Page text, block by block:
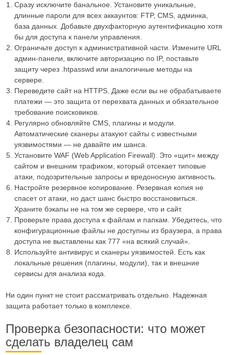
Сразу исключите банальное. Установите уникальные,
длинные пароли для всех аккаунтов: FTP, CMS, админка,
база данных. Добавьте двухфакторную аутентификацию хотя
бы для доступа к панели управления.
Ограничьте доступ к административной части. Измените URL
админ-панели, включите авторизацию по IP, поставьте
защиту через .htpasswd или аналогичные методы на
сервере.
Переведите сайт на HTTPS. Даже если вы не обрабатываете
платежи — это защита от перехвата данных и обязательное
требование поисковиков.
Регулярно обновляйте CMS, плагины и модули.
Автоматические сканеры атакуют сайты с известными
уязвимостями — не давайте им шанса.
Установите WAF (Web Application Firewall). Это «щит» между
сайтом и внешним трафиком, который отсекает типовые
атаки, подозрительные запросы и вредоносную активность.
Настройте резервное копирование. Резервная копия не
спасет от атаки, но даст шанс быстро восстановиться.
Храните бэкапы не на том же сервере, что и сайт.
Проверьте права доступа к файлам и папкам. Убедитесь, что
конфигурационные файлы не доступны из браузера, а права
доступа не выставлены как 777 «на всякий случай».
Используйте антивирус и сканеры уязвимостей. Есть как
локальные решения (плагины, модули), так и внешние
сервисы для анализа кода.
Ни один пункт не стоит рассматривать отдельно. Надежная
защита работает только в комплексе.
Проверка безопасности: что может
сделать владелец сам